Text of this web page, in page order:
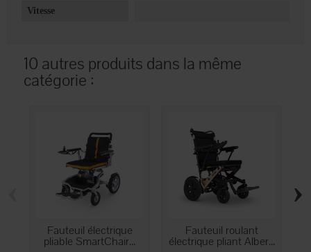
Vitesse
10 autres produits dans la même
catégorie :
Fauteuil électrique
pliable SmartChair...
Fauteuil roulant
électrique pliant Alber...
›